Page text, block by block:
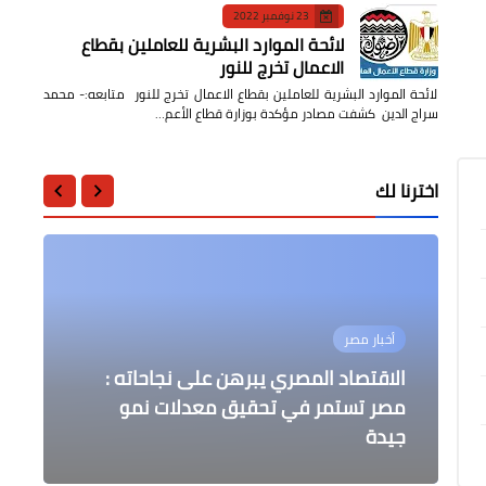
23 نوفمبر 2022
لائحة الموارد البشرية للعاملين بقطاع
الاعمال تخرج للنور
لائحة الموارد البشرية للعاملين بقطاع الاعمال تخرج للنور متابعه:- محمد
سراج الدين كشفت مصادر مؤكدة بوزارة قطاع الأعم…
اخترنا لك
أخبار مصر
الاقتصاد المصري يبرهن على نجاحاته :
مصر تستمر في تحقيق معدلات نمو
جيدة
أخبار مصر
تنويه هام إيقاف حركة القطارات بين
محطتي الجيزة/ أبو النمرس بخط
القاهرة/ السد العالي
أخبار مصر
" الإسكان" تفقدون مشروعي سكن مصر
و"JANNA" بمدينة الشروق
عاجل
توقف حركة الملاحة بميناء البرلس ومياه
البحر المتوسط لسوء الأحوال الجوية
أخبار مصر
«المشاط» تستعرض إطار التعاون الدولي
والتمويل الإنمائي خلال عامي ٢٠٢٠و٢٠٢١
أمام الرئيس